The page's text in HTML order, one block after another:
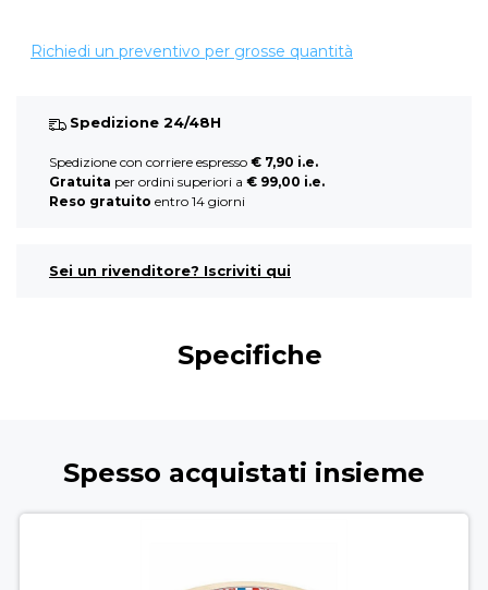
Richiedi un preventivo per grosse quantità
Spedizione 24/48H
Spedizione con corriere espresso € 7,90 i.e.
Gratuita per ordini superiori a € 99,00 i.e.
Reso gratuito entro 14 giorni
Sei un rivenditore? Iscriviti qui
Specifiche
Spesso acquistati insieme